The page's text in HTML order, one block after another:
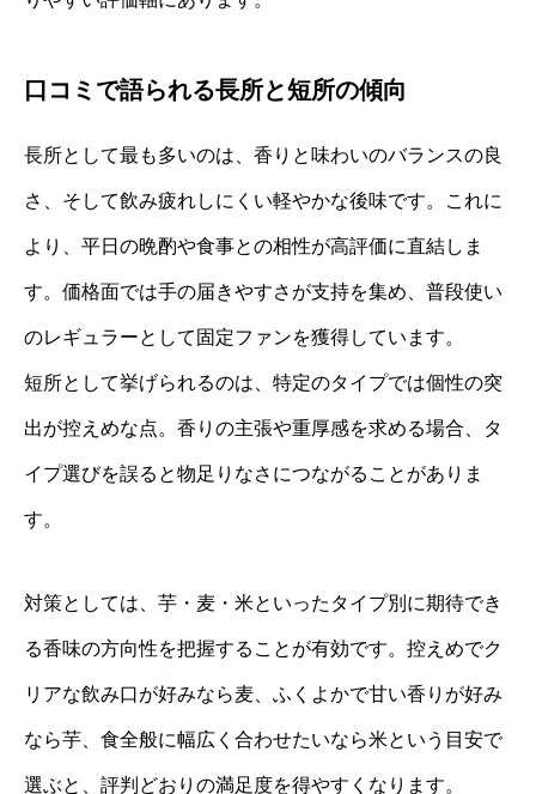
口コミで語られる長所と短所の傾向
長所として最も多いのは、香りと味わいのバランスの良
さ、そして飲み疲れしにくい軽やかな後味です。これに
より、平日の晩酌や食事との相性が高評価に直結しま
す。価格面では手の届きやすさが支持を集め、普段使い
のレギュラーとして固定ファンを獲得しています。
短所として挙げられるのは、特定のタイプでは個性の突
出が控えめな点。香りの主張や重厚感を求める場合、タ
イプ選びを誤ると物足りなさにつながることがありま
す。
対策としては、芋・麦・米といったタイプ別に期待でき
る香味の方向性を把握することが有効です。控えめでク
リアな飲み口が好みなら麦、ふくよかで甘い香りが好み
なら芋、食全般に幅広く合わせたいなら米という目安で
選ぶと、評判どおりの満足度を得やすくなります。